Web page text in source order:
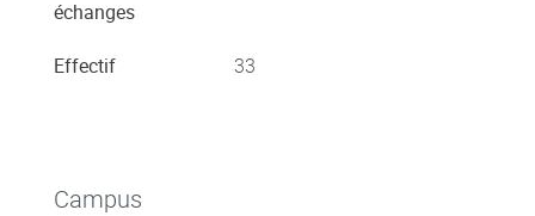
échanges
Effectif 33
Campus